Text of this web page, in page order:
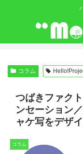
コラム
つばきファク
ンセーション
ャケ写をデザ
コラム